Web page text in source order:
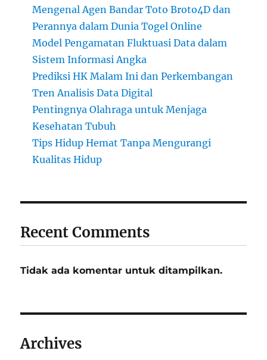
Mengenal Agen Bandar Toto Broto4D dan
Perannya dalam Dunia Togel Online
Model Pengamatan Fluktuasi Data dalam
Sistem Informasi Angka
Prediksi HK Malam Ini dan Perkembangan
Tren Analisis Data Digital
Pentingnya Olahraga untuk Menjaga
Kesehatan Tubuh
Tips Hidup Hemat Tanpa Mengurangi
Kualitas Hidup
Recent Comments
Tidak ada komentar untuk ditampilkan.
Archives